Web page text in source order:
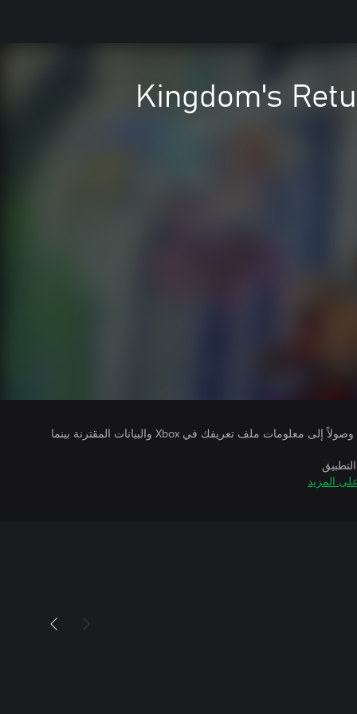
Kingdom's
يتلقى ناشرو الألعاب التي تقوم بتشغيلها وصولاً إلى معلومات ملف تعريفك في Xbox والبيانات المقترنة بينما
المزيد